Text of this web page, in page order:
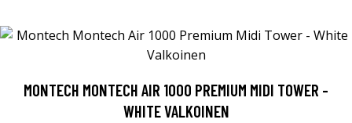
MONTECH MONTECH AIR 1000 PREMIUM MIDI TOWER -
WHITE VALKOINEN